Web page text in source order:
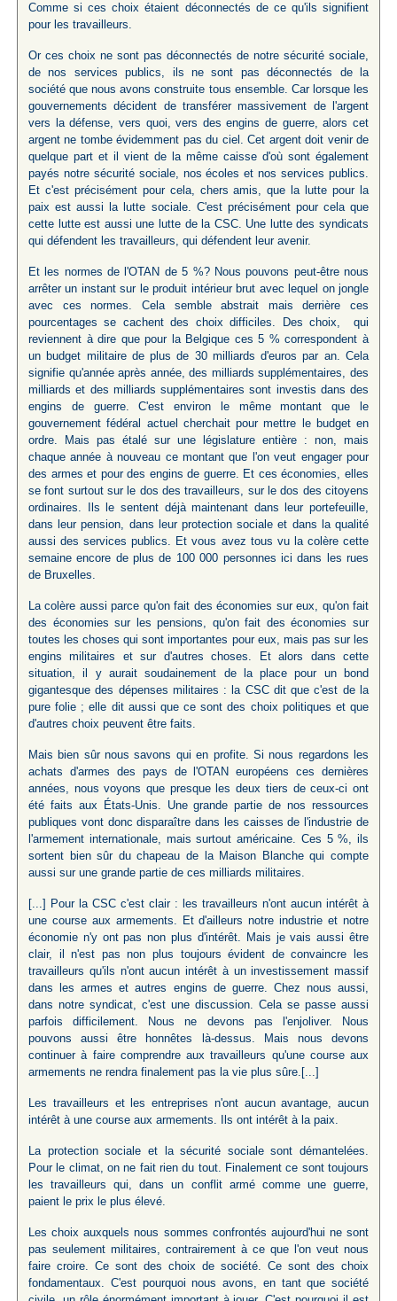
Comme si ces choix étaient déconnectés de ce qu'ils signifient
pour les travailleurs.
Or ces choix ne sont pas déconnectés de notre sécurité sociale,
de nos services publics, ils ne sont pas déconnectés de la
société que nous avons construite tous ensemble. Car lorsque les
gouvernements décident de transférer massivement de l'argent
vers la défense, vers quoi, vers des engins de guerre, alors cet
argent ne tombe évidemment pas du ciel. Cet argent doit venir de
quelque part et il vient de la même caisse d'où sont également
payés notre sécurité sociale, nos écoles et nos services publics.
Et c'est précisément pour cela, chers amis, que la lutte pour la
paix est aussi la lutte sociale. C'est précisément pour cela que
cette lutte est aussi une lutte de la CSC. Une lutte des syndicats
qui défendent les travailleurs, qui défendent leur avenir.
Et les normes de l'OTAN de 5 %? Nous pouvons peut-être nous
arrêter un instant sur le produit intérieur brut avec lequel on jongle
avec ces normes. Cela semble abstrait mais derrière ces
pourcentages se cachent des choix difficiles. Des choix, qui
reviennent à dire que pour la Belgique ces 5 % correspondent à
un budget militaire de plus de 30 milliards d'euros par an. Cela
signifie qu'année après année, des milliards supplémentaires, des
milliards et des milliards supplémentaires sont investis dans des
engins de guerre. C'est environ le même montant que le
gouvernement fédéral actuel cherchait pour mettre le budget en
ordre. Mais pas étalé sur une législature entière : non, mais
chaque année à nouveau ce montant que l'on veut engager pour
des armes et pour des engins de guerre. Et ces économies, elles
se font surtout sur le dos des travailleurs, sur le dos des citoyens
ordinaires. Ils le sentent déjà maintenant dans leur portefeuille,
dans leur pension, dans leur protection sociale et dans la qualité
aussi des services publics. Et vous avez tous vu la colère cette
semaine encore de plus de 100 000 personnes ici dans les rues
de Bruxelles.
La colère aussi parce qu'on fait des économies sur eux, qu'on fait
des économies sur les pensions, qu'on fait des économies sur
toutes les choses qui sont importantes pour eux, mais pas sur les
engins militaires et sur d'autres choses. Et alors dans cette
situation, il y aurait soudainement de la place pour un bond
gigantesque des dépenses militaires : la CSC dit que c'est de la
pure folie ; elle dit aussi que ce sont des choix politiques et que
d'autres choix peuvent être faits.
Mais bien sûr nous savons qui en profite. Si nous regardons les
achats d'armes des pays de l'OTAN européens ces dernières
années, nous voyons que presque les deux tiers de ceux-ci ont
été faits aux États-Unis. Une grande partie de nos ressources
publiques vont donc disparaître dans les caisses de l'industrie de
l'armement internationale, mais surtout américaine. Ces 5 %, ils
sortent bien sûr du chapeau de la Maison Blanche qui compte
aussi sur une grande partie de ces milliards militaires.
[...] Pour la CSC c'est clair : les travailleurs n'ont aucun intérêt à
une course aux armements. Et d'ailleurs notre industrie et notre
économie n'y ont pas non plus d'intérêt. Mais je vais aussi être
clair, il n'est pas non plus toujours évident de convaincre les
travailleurs qu'ils n'ont aucun intérêt à un investissement massif
dans les armes et autres engins de guerre. Chez nous aussi,
dans notre syndicat, c'est une discussion. Cela se passe aussi
parfois difficilement. Nous ne devons pas l'enjoliver. Nous
pouvons aussi être honnêtes là-dessus. Mais nous devons
continuer à faire comprendre aux travailleurs qu'une course aux
armements ne rendra finalement pas la vie plus sûre.[...]
Les travailleurs et les entreprises n'ont aucun avantage, aucun
intérêt à une course aux armements. Ils ont intérêt à la paix.
La protection sociale et la sécurité sociale sont démantelées.
Pour le climat, on ne fait rien du tout. Finalement ce sont toujours
les travailleurs qui, dans un conflit armé comme une guerre,
paient le prix le plus élevé.
Les choix auxquels nous sommes confrontés aujourd'hui ne sont
pas seulement militaires, contrairement à ce que l'on veut nous
faire croire. Ce sont des choix de société. Ce sont des choix
fondamentaux. C'est pourquoi nous avons, en tant que société